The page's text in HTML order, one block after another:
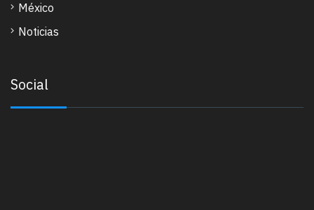
México
Noticias
Social